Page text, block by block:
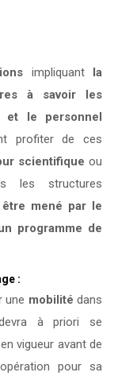
impliquant la
à savoir les
et le personnel
profiter de ces
scientifique ou
les structures
mené par le
programme de
:
une mobilité dans
à priori se
vigueur avant de
pour sa